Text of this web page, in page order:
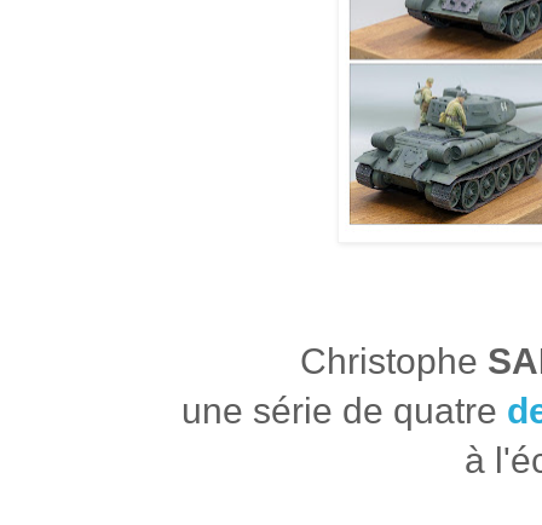
Christophe
une série de quatre
à